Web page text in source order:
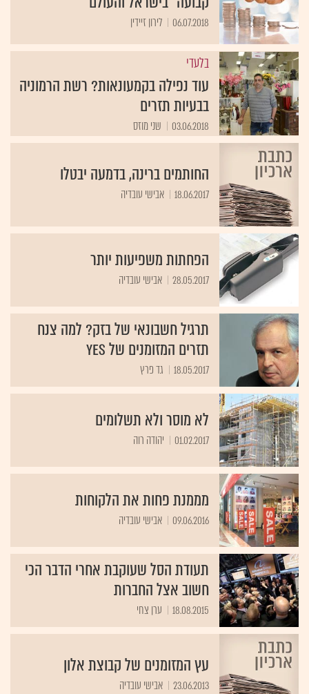
06.07.2018 לירון זיידין
בלעדי
עוד נפילה בקמעונאות? רשת הרמוניה
בבעיות תזרים
03.06.2018 שני מוזס
החותמים ברינה, בדמעה יבטלו
18.06.2017 אבישי עובדיה
הפחתות משפיעות יותר
28.05.2017 אבישי עובדיה
תרגיל חשבונאי של בזק? למה צנח
תזרים המזומנים של yes
18.05.2017 גד פרץ
לא מוסר ולא תשלומים
01.02.2017 יהודה רוה
מממנת פחות את הלקוחות
09.06.2016 אבישי עובדיה
תעודת הסל שעוקבת אחרי הדבר הכי
חשוב אצל החברות
18.08.2015 ערן צחי
עץ המזומנים של קבוצת אלון
23.06.2013 אבישי עובדיה